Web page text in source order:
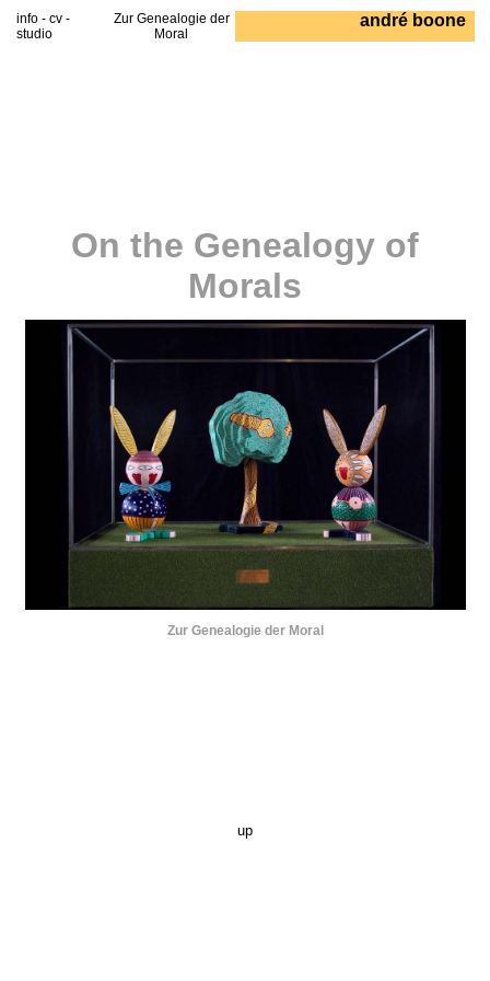
info- cv -
studio
Zur Genealogie der
Moral
andré boone
On the Genealogy of
Morals
Zur Genealogie der Moral
up